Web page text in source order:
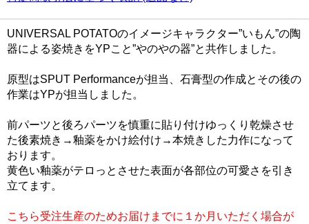
UNIVERSAL POTATOのイメージキャラクター”いもん”の陶
器による姿焼きをYPこと”やのやの器”と共作しました。
原型はSPUT Performanceが担当、石膏型の作成とその後の
作業はYPが担当しました。
前パーツと後ろパーツを慎重に貼り付けゆっくり乾燥させ
た後素焼き→釉薬をかけ絵付け→本焼きした力作になって
おります。
黄色い釉薬がテロっとさせた表面が各部位の可愛さを引き
立てます。
こちら受注生産のためお届けまでに１か月いただく場合が